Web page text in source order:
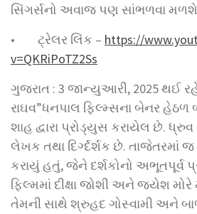
સિંગર્સનો અવાજ પણ સાંભળવા મળશે
• ટ્રેલર લિંક – https://
v=QKRiPoTZ2Ss
ગુજરાત : 3 જાન્યુઆરી, 2025 થઈ
રાઘવ”ધનપાલ ફિલ્મ્સના બેનર
શાહ દ્વારા પ્રોડ્યુસ કરાયેલ છે.
લેખક તથા દિર્ગ્દર્શક છે. તાજેતરમાં
કરાયું હતું, જેને દર્શકોનો અભૂતપૂર્વ
ફિલ્મમાં દીક્ષા જોશી અને જયેશ
તેમની સાથે શ્રુહદ ગોસ્વામી અને